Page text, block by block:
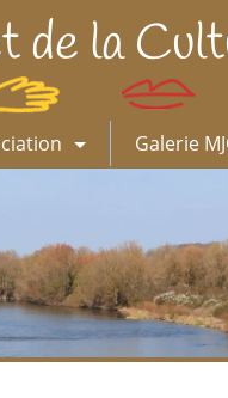
de la
Galerie